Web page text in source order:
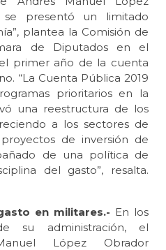
se presentó un limitado
plantea la Comisión de
de Diputados en el
primer año de la cuenta
“La Cuenta Pública 2019
prioritarios en la
una reestructura de los
a los sectores de
de inversión de
de una política de
del gasto”, resalta.
en militares.- En los
su administración, el
López Obrador